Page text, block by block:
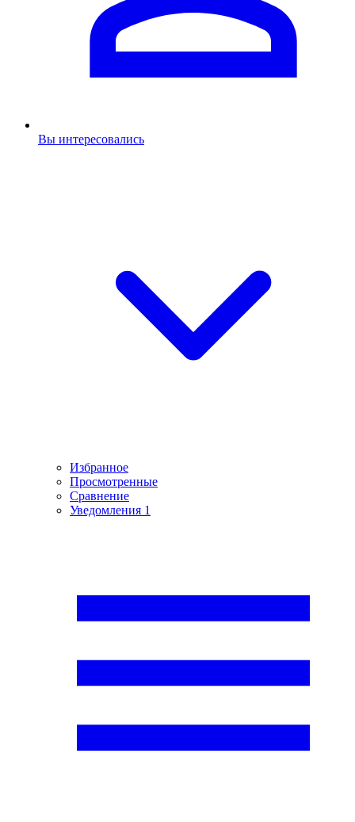
Вы интересовались
Избранное
Просмотренные
Сравнение
Уведомления 1